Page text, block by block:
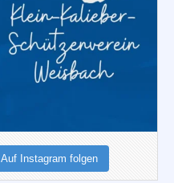
Auf Instagram folgen